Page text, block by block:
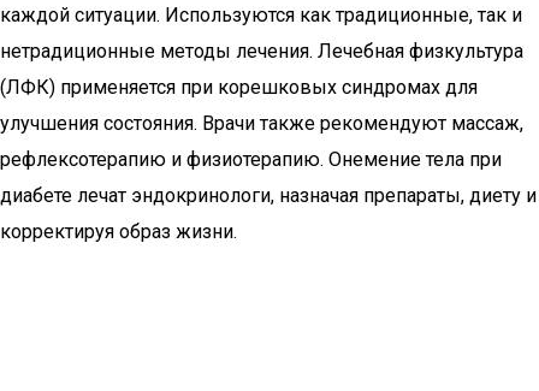
каждой ситуации. Используются как традиционные, так и
нетрадиционные методы лечения. Лечебная физкультура
(ЛФК) применяется при корешковых синдромах для
улучшения состояния. Врачи также рекомендуют массаж,
рефлексотерапию и физиотерапию. Онемение тела при
диабете лечат эндокринологи, назначая препараты, диету и
корректируя образ жизни.